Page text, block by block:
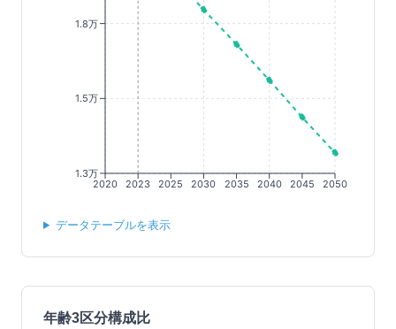
2020 2023 2025 2030 2035 2040 2045 2050
1.3万
1.5万
1.8万
データテーブルを表示
年齢3区分構成比